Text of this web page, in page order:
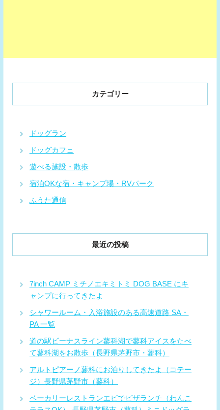
カテゴリー
ドッグラン
ドッグカフェ
遊べる施設・散歩
宿泊OKな宿・キャンプ場・RVパーク
ふうた通信
最近の投稿
7inch CAMP ミチノエキミトミ DOG BASE にキ
ャンプに行ってきたよ
シャワールーム・入浴施設のある高速道路 SA・
PA 一覧
道の駅ビーナスライン蓼科湖で蓼科アイスをたべ
て蓼科湖をお散歩（長野県茅野市・蓼科）
アルトピアーノ蓼科にお泊りしてきたよ（コテー
ジ）長野県茅野市（蓼科）
ベーカリーレストランエピでピザランチ（わんこ